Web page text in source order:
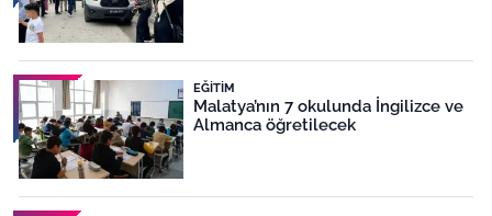
EĞITIM
Malatya’nın 7 okulunda İngilizce ve
Almanca öğretilecek